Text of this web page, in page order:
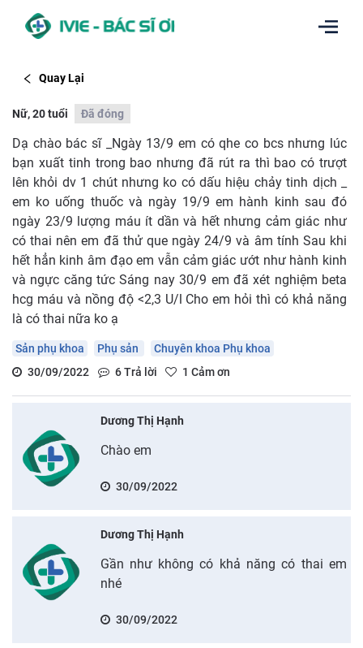
Quay Lại
Nữ, 20 tuổi Đã đóng
Dạ chào bác sĩ _Ngày 13/9 em có qhe co bcs nhưng lúc
bạn xuất tinh trong bao nhưng đã rút ra thì bao có trượt
lên khỏi dv 1 chút nhưng ko có dấu hiệu chảy tinh dịch _
em ko uống thuốc và ngày 19/9 em hành kinh sau đó
ngày 23/9 lượng máu ít dần và hết nhưng cảm giác như
có thai nên em đã thử que ngày 24/9 và âm tính Sau khi
hết hẳn kinh âm đạo em vẫn cảm giác ướt như hành kinh
và ngực căng tức Sáng nay 30/9 em đã xét nghiệm beta
hcg máu và nồng độ <2,3 U/l Cho em hỏi thì có khả năng
là có thai nữa ko ạ
Sản phụ khoa Phụ sản
Chuyên khoa Phụ khoa
30/09/2022
6Trả lời 1 Cảm ơn
Dương Thị Hạnh
Chào em
30/09/2022
Dương Thị Hạnh
Gần như không có khả năng có thai em
nhé
30/09/2022